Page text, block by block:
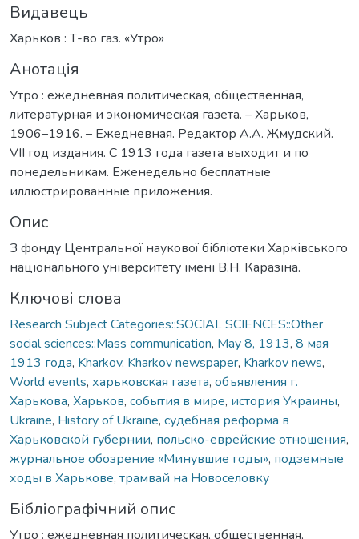
Видавець
Харьков : Т-во газ. «Утро»
Анотація
Утро : ежедневная политическая, общественная,
литературная и экономическая газета. – Харьков,
1906–1916. – Ежедневная. Редактор А.А. Жмудский.
VII год издания. С 1913 года газета выходит и по
понедельникам. Еженедельно бесплатные
иллюстрированные приложения.
Опис
З фонду Центральної наукової бібліотеки Харківського
національного університету імені В.Н. Каразіна.
Ключові слова
Research Subject Categories::SOCIAL SCIENCES::Other
social sciences::Mass communication, May 8, 1913, 8 мая
1913 года, Kharkov, Kharkov newspaper, Kharkov news,
World events, харьковская газета, объявления г.
Харькова, Харьков, события в мире, история Украины,
Ukraine, History of Ukraine, судебная реформа в
Харьковской губернии, польско-еврейские отношения,
журнальное обозрение «Минувшие годы», подземные
ходы в Харькове, трамвай на Новоселовку
Бібліографічний опис
Утро : ежедневная политическая, общественная,